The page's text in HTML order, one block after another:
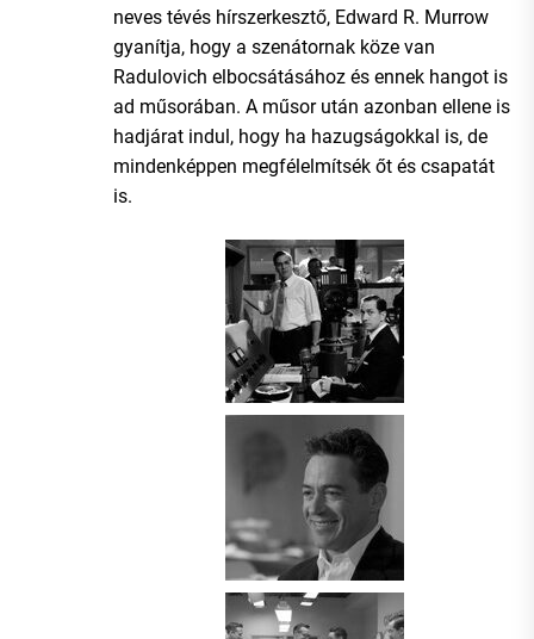
neves tévés hírszerkesztő, Edward R. Murrow
gyanítja, hogy a szenátornak köze van
Radulovich elbocsátásához és ennek hangot is
ad műsorában. A műsor után azonban ellene is
hadjárat indul, hogy ha hazugságokkal is, de
mindenképpen megfélelmítsék őt és csapatát
is.